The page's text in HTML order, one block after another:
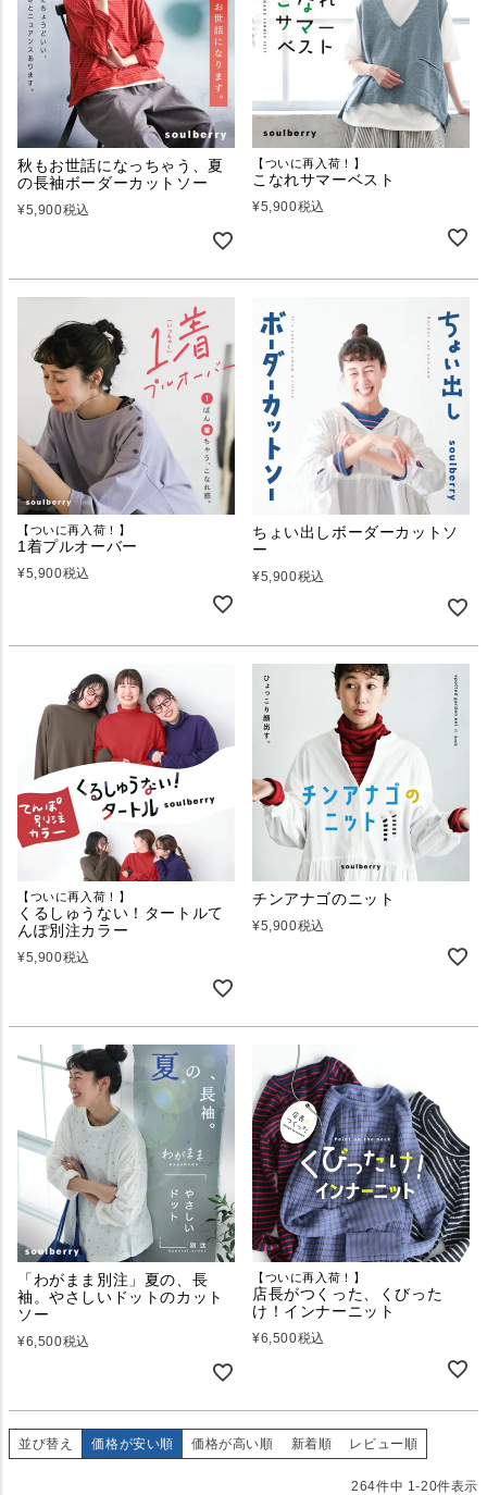
秋もお世話になっちゃう、夏
の長袖ボーダーカットソー
¥5,900税込
【ついに再入荷！】
こなれサマーベスト
¥5,900税込
【ついに再入荷！】
1着プルオーバー
¥5,900税込
ちょい出しボーダーカットソ
ー
¥5,900税込
【ついに再入荷！】
くるしゅうない！タートルて
んぽ別注カラー
¥5,900税込
チンアナゴのニット
¥5,900税込
「わがまま別注」夏の、長
袖。やさしいドットのカット
ソー
¥6,500税込
【ついに再入荷！】
店長がつくった、くびった
け！インナーニット
¥6,500税込
並び替え 価格が安い順 価格が高い順 新着順 レビュー順
264件中 1-20件表示